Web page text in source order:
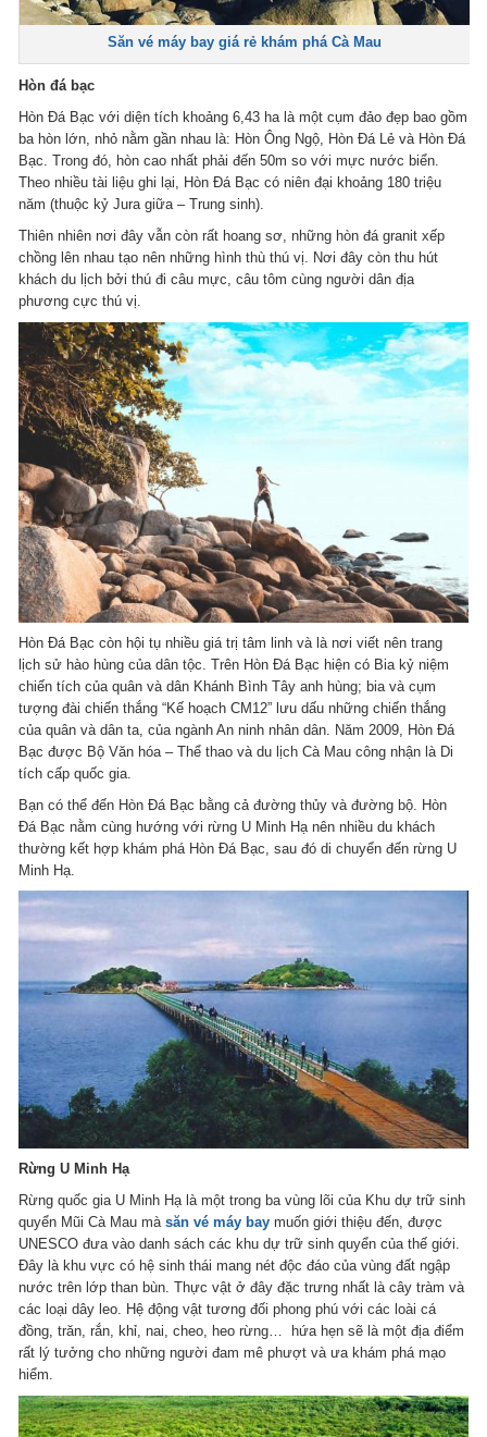
Săn vé máy bay giá rẻ khám phá Cà Mau
Hòn đá bạc
Hòn Đá Bạc với diện tích khoảng 6,43 ha là một cụm đảo đẹp bao gồm
ba hòn lớn, nhỏ nằm gần nhau là: Hòn Ông Ngộ, Hòn Đá Lẻ và Hòn Đá
Bạc. Trong đó, hòn cao nhất phải đến 50m so với mực nước biển.
Theo nhiều tài liệu ghi lại, Hòn Đá Bạc có niên đại khoảng 180 triệu
năm (thuộc kỷ Jura giữa – Trung sinh).
Thiên nhiên nơi đây vẫn còn rất hoang sơ, những hòn đá granit xếp
chồng lên nhau tạo nên những hình thù thú vị. Nơi đây còn thu hút
khách du lịch bởi thú đi câu mực, câu tôm cùng người dân địa
phương cực thú vị.
Hòn Đá Bạc còn hội tụ nhiều giá trị tâm linh và là nơi viết nên trang
lịch sử hào hùng của dân tộc. Trên Hòn Đá Bạc hiện có Bia kỷ niệm
chiến tích của quân và dân Khánh Bình Tây anh hùng; bia và cụm
tượng đài chiến thắng “Kế hoạch CM12” lưu dấu những chiến thắng
của quân và dân ta, của ngành An ninh nhân dân. Năm 2009, Hòn Đá
Bạc được Bộ Văn hóa – Thể thao và du lịch Cà Mau công nhận là Di
tích cấp quốc gia.
Bạn có thể đến Hòn Đá Bạc bằng cả đường thủy và đường bộ. Hòn
Đá Bạc nằm cùng hướng với rừng U Minh Hạ nên nhiều du khách
thường kết hợp khám phá Hòn Đá Bạc, sau đó di chuyển đến rừng U
Minh Hạ.
Rừng U Minh Hạ
Rừng quốc gia U Minh Hạ là một trong ba vùng lõi của Khu dự trữ sinh
quyển Mũi Cà Mau màsăn vé máy bay muốn giới thiệu đến, được
UNESCO đưa vào danh sách các khu dự trữ sinh quyển của thế giới.
Đây là khu vực có hệ sinh thái mang nét độc đáo của vùng đất ngập
nước trên lớp than bùn. Thực vật ở đây đặc trưng nhất là cây tràm và
các loại dây leo. Hệ động vật tương đối phong phú với các loài cá
đồng, trăn, rắn, khỉ, nai, cheo, heo rừng… hứa hẹn sẽ là một địa điểm
rất lý tưởng cho những người đam mê phượt và ưa khám phá mạo
hiểm.